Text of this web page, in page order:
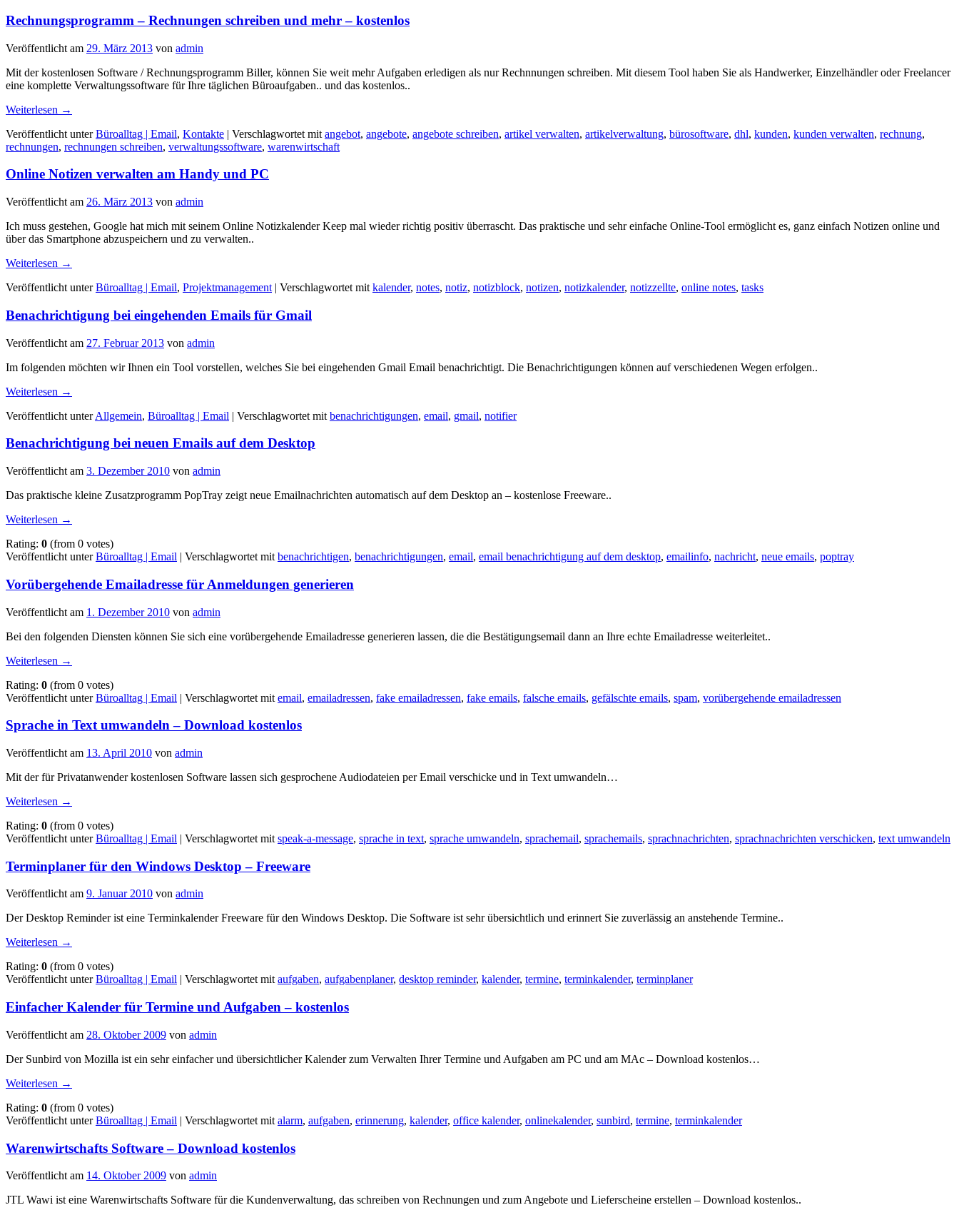
Rechnungsprogramm – Rechnungen schreiben und mehr – kostenlos
Veröffentlicht am 29. März 2013 von admin
Mit der kostenlosen Software / Rechnungsprogramm Biller, können Sie weit mehr Aufgaben erledigen als nur Rechnnungen schreiben. Mit diesem Tool haben Sie als Handwerker, Einzelhändler oder Freelancer
eine komplette Verwaltungssoftware für Ihre täglichen Büroaufgaben.. und das kostenlos..
Weiterlesen →
Veröffentlicht unter Büroalltag | Email, Kontakte | Verschlagwortet mit angebot, angebote, angebote schreiben, artikel verwalten, artikelverwaltung, bürosoftware, dhl, kunden, kunden verwalten, rechnung,
rechnungen, rechnungen schreiben, verwaltungssoftware, warenwirtschaft
Online Notizen verwalten am Handy und PC
Veröffentlicht am 26. März 2013 von admin
Ich muss gestehen, Google hat mich mit seinem Online Notizkalender Keep mal wieder richtig positiv überrascht. Das praktische und sehr einfache Online-Tool ermöglicht es, ganz einfach Notizen online und
über das Smartphone abzuspeichern und zu verwalten..
Weiterlesen →
Veröffentlicht unter Büroalltag | Email, Projektmanagement | Verschlagwortet mit kalender, notes, notiz, notizblock, notizen, notizkalender, notizzellte, online notes, tasks
Benachrichtigung bei eingehenden Emails für Gmail
Veröffentlicht am 27. Februar 2013 von admin
Im folgenden möchten wir Ihnen ein Tool vorstellen, welches Sie bei eingehenden Gmail Email benachrichtigt. Die Benachrichtigungen können auf verschiedenen Wegen erfolgen..
Weiterlesen →
Veröffentlicht unter Allgemein, Büroalltag | Email | Verschlagwortet mit benachrichtigungen, email, gmail, notifier
Benachrichtigung bei neuen Emails auf dem Desktop
Veröffentlicht am 3. Dezember 2010 von admin
Das praktische kleine Zusatzprogramm PopTray zeigt neue Emailnachrichten automatisch auf dem Desktop an – kostenlose Freeware..
Weiterlesen →
Rating: 0 (from 0 votes)
Veröffentlicht unter Büroalltag | Email | Verschlagwortet mit benachrichtigen, benachrichtigungen, email, email benachrichtigung auf dem desktop, emailinfo, nachricht, neue emails, poptray
Vorübergehende Emailadresse für Anmeldungen generieren
Veröffentlicht am 1. Dezember 2010 von admin
Bei den folgenden Diensten können Sie sich eine vorübergehende Emailadresse generieren lassen, die die Bestätigungsemail dann an Ihre echte Emailadresse weiterleitet..
Weiterlesen →
Rating: 0 (from 0 votes)
Veröffentlicht unter Büroalltag | Email | Verschlagwortet mit email, emailadressen, fake emailadressen, fake emails, falsche emails, gefälschte emails, spam, vorübergehende emailadressen
Sprache in Text umwandeln – Download kostenlos
Veröffentlicht am 13. April 2010 von admin
Mit der für Privatanwender kostenlosen Software lassen sich gesprochene Audiodateien per Email verschicke und in Text umwandeln…
Weiterlesen →
Rating: 0 (from 0 votes)
Veröffentlicht unter Büroalltag | Email | Verschlagwortet mit speak-a-message, sprache in text, sprache umwandeln, sprachemail, sprachemails, sprachnachrichten, sprachnachrichten verschicken, text umwandeln
Terminplaner für den Windows Desktop – Freeware
Veröffentlicht am 9. Januar 2010 von admin
Der Desktop Reminder ist eine Terminkalender Freeware für den Windows Desktop. Die Software ist sehr übersichtlich und erinnert Sie zuverlässig an anstehende Termine..
Weiterlesen →
Rating: 0 (from 0 votes)
Veröffentlicht unter Büroalltag | Email | Verschlagwortet mit aufgaben, aufgabenplaner, desktop reminder, kalender, termine, terminkalender, terminplaner
Einfacher Kalender für Termine und Aufgaben – kostenlos
Veröffentlicht am 28. Oktober 2009 von admin
Der Sunbird von Mozilla ist ein sehr einfacher und übersichtlicher Kalender zum Verwalten Ihrer Termine und Aufgaben am PC und am MAc – Download kostenlos…
Weiterlesen →
Rating: 0 (from 0 votes)
Veröffentlicht unter Büroalltag | Email | Verschlagwortet mit alarm, aufgaben, erinnerung, kalender, office kalender, onlinekalender, sunbird, termine, terminkalender
Warenwirtschafts Software – Download kostenlos
Veröffentlicht am 14. Oktober 2009 von admin
JTL Wawi ist eine Warenwirtschafts Software für die Kundenverwaltung, das schreiben von Rechnungen und zum Angebote und Lieferscheine erstellen – Download kostenlos..